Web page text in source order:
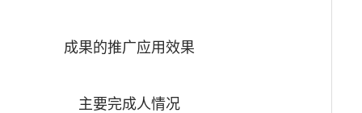
成果的推广应用效果
主要完成人情况